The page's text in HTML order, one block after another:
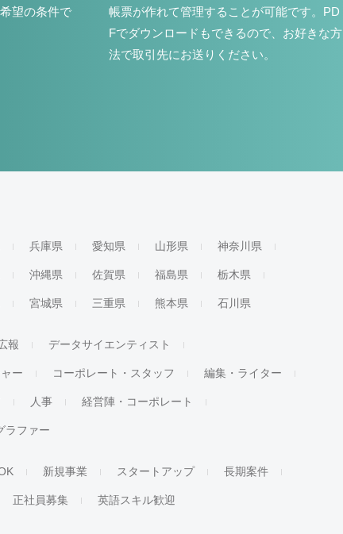
望の条件で
帳票が作れて管理することが可能です。PD
Fでダウンロードもできるので、お好きな方
法で取引先にお送りください。
兵庫県 愛知県 山形県 神奈川県
沖縄県 佐賀県 福島県 栃木県
宮城県 三重県 熊本県 石川県
報 データサイエンティスト
ー コーポレート・スタッフ 編集・ライター
人事 経営陣・コーポレート
ラファー
新規事業 スタートアップ 長期案件
正社員募集 英語スキル歓迎